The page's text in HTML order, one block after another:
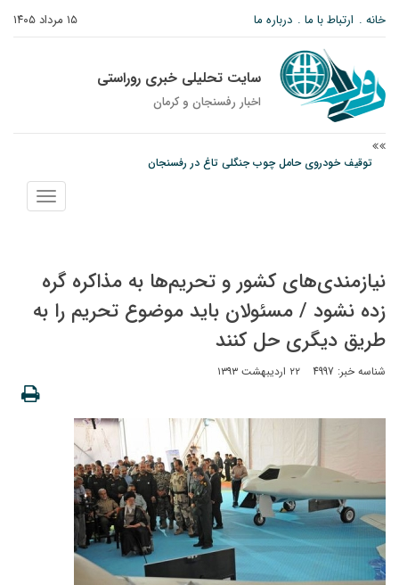
۱۵ مرداد ۱۴۰۵ خانه ارتباط با ما درباره ما
سایت تحلیلی خبری روراستی
اخبار رفسنجان و كرمان
توقیف خودروی حامل چوب جنگلی تاغ در رفسنجان
دادستان رفسنجان: رفع مشکلات ایستگاه راه‌آهن احمدآباد با قید فوریت پیگیری
نمایش
منو
نیازمندی‌های کشور و تحریم‌ها به مذاکره گره
زده نشود / مسئولان باید موضوع تحریم را به
طریق دیگری حل کنند
شناسه خبر: 4997 ۲۲ اردیبهشت ۱۳۹۳